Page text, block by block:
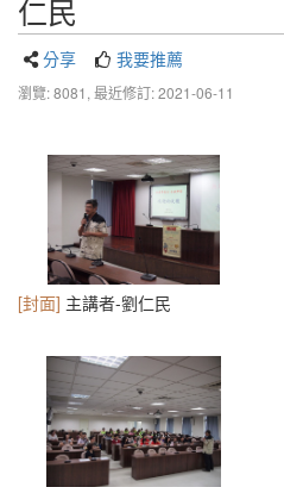
仁民
分享 我要推薦
瀏覽: 8081, 最近修訂: 2021-06-11
[封面] 主講者-劉仁民